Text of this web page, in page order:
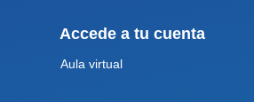
Accede a tu cuenta
Aula virtual